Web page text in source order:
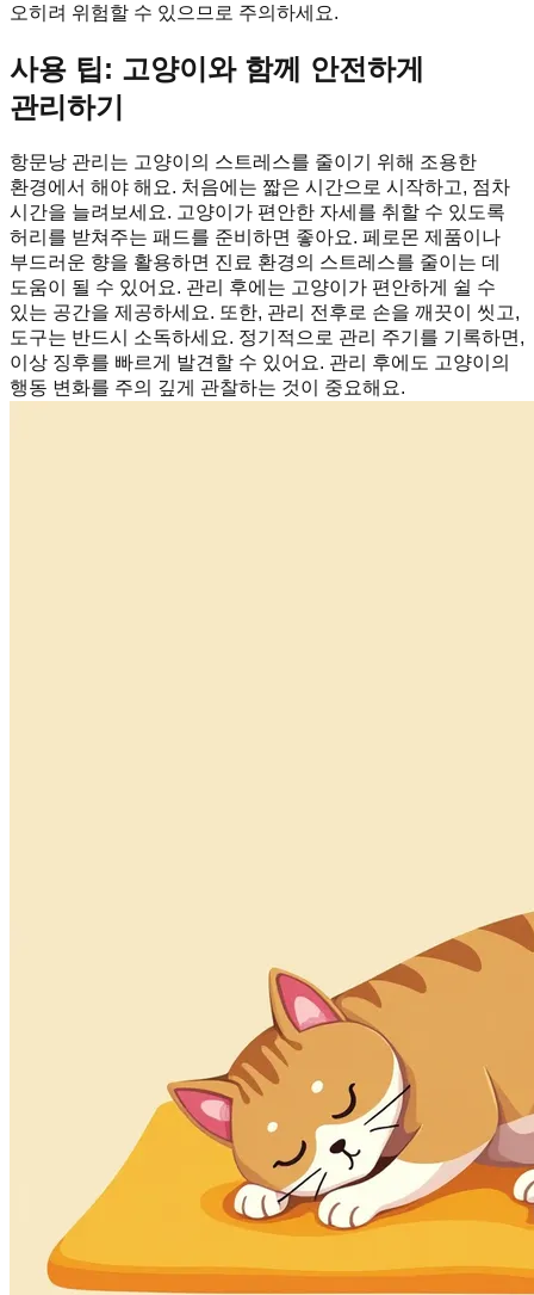
오히려 위험할 수 있으므로 주의하세요.
사용 팁: 고양이와 함께 안전하게
관리하기
항문낭 관리는 고양이의 스트레스를 줄이기 위해 조용한
환경에서 해야 해요. 처음에는 짧은 시간으로 시작하고, 점차
시간을 늘려보세요. 고양이가 편안한 자세를 취할 수 있도록
허리를 받쳐주는 패드를 준비하면 좋아요. 페로몬 제품이나
부드러운 향을 활용하면 진료 환경의 스트레스를 줄이는 데
도움이 될 수 있어요. 관리 후에는 고양이가 편안하게 쉴 수
있는 공간을 제공하세요. 또한, 관리 전후로 손을 깨끗이 씻고,
도구는 반드시 소독하세요. 정기적으로 관리 주기를 기록하면,
이상 징후를 빠르게 발견할 수 있어요. 관리 후에도 고양이의
행동 변화를 주의 깊게 관찰하는 것이 중요해요.